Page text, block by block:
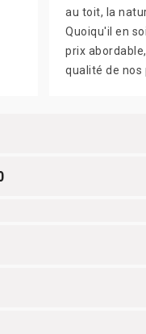
au toit, la
Quoiqu'il en
prix
qualité de nos